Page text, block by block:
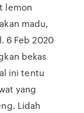
lemon
madu,
6 Feb 2020
bekas
ini tentu
yang
Lidah